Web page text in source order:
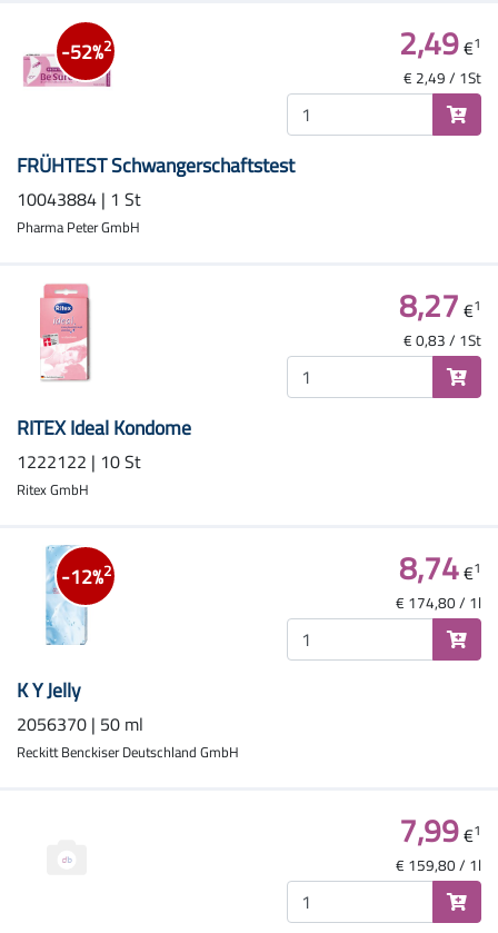
-52%2
FRÜHTEST Schwangerschaftstest
10043884 | 1 St
Pharma Peter GmbH
2,49€1
€ 2,49 / 1St
RITEX Ideal Kondome
1222122 | 10 St
Ritex GmbH
8,27€1
€ 0,83 / 1St
-12%2
K Y Jelly
2056370 | 50 ml
Reckitt Benckiser Deutschland GmbH
8,74€1
€ 174,80 / 1l
7,99€1
€ 159,80 / 1l